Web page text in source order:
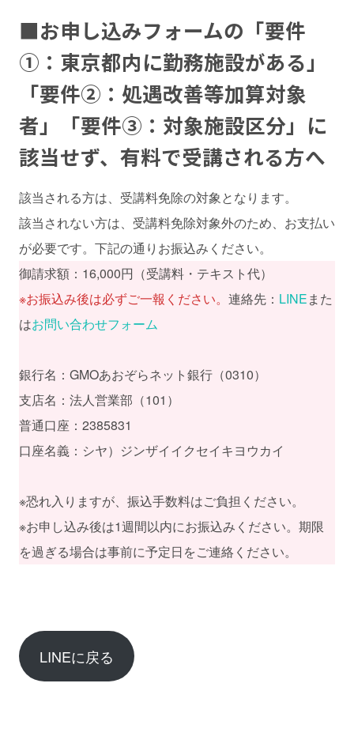
■お申し込みフォームの「要件
①：東京都内に勤務施設がある」
「要件②：処遇改善等加算対象
者」「要件③：対象施設区分」に
該当せず、有料で受講される方へ
該当される方は、受講料免除の対象となります。
該当されない方は、受講料免除対象外のため、お支払い
が必要です。下記の通りお振込みください。
御請求額：16,000円（受講料・テキスト代）
※お振込み後は必ずご一報ください。 連絡先： LINEまた
はお問い合わせフォーム
銀行名：GMOあおぞらネット銀行（0310）
支店名：法人営業部（101）
普通口座：2385831
口座名義：シヤ）ジンザイイクセイキヨウカイ
※恐れ入りますが、振込手数料はご負担ください。
※お申し込み後は1週間以内にお振込みください。期限
を過ぎる場合は事前に予定日をご連絡ください。
LINEに戻る